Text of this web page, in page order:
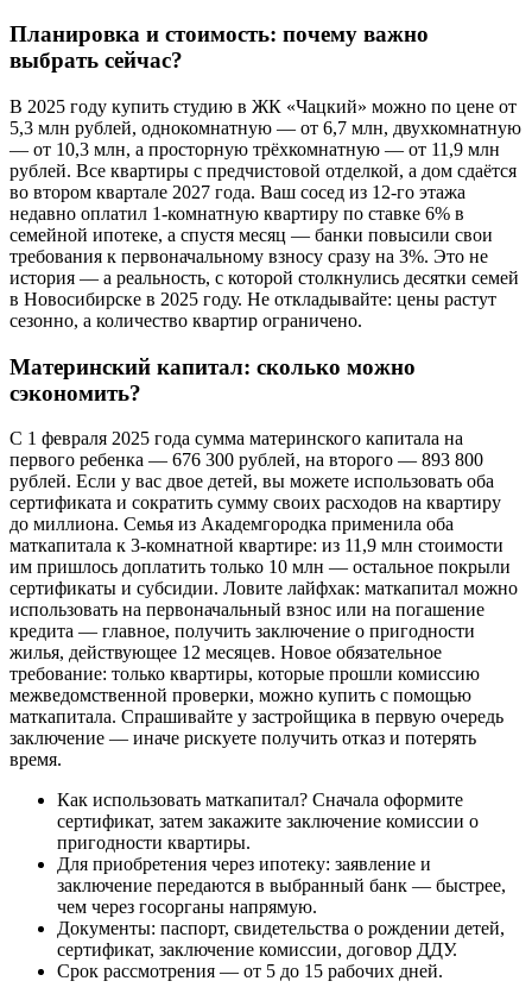
Планировка и стоимость: почему важно
выбрать сейчас?
В 2025 году купить студию в ЖК «Чацкий» можно по цене от
5,3 млн рублей, однокомнатную ― от 6,7 млн, двухкомнатную
― от 10,3 млн, а просторную трёхкомнатную — от 11,9 млн
рублей. Все квартиры с предчистовой отделкой, а дом сдаётся
во втором квартале 2027 года. Ваш сосед из 12-го этажа
недавно оплатил 1-комнатную квартиру по ставке 6% в
семейной ипотеке, а спустя месяц — банки повысили свои
требования к первоначальному взносу сразу на 3%. Это не
история ― а реальность, с которой столкнулись десятки семей
в Новосибирске в 2025 году. Не откладывайте: цены растут
сезонно, а количество квартир ограничено.
Материнский капитал: сколько можно
сэкономить?
С 1 февраля 2025 года сумма материнского капитала на
первого ребенка ― 676 300 рублей, на второго ― 893 800
рублей. Если у вас двое детей, вы можете использовать оба
сертификата и сократить сумму своих расходов на квартиру
до миллиона. Семья из Академгородка применила оба
маткапитала к 3-комнатной квартире: из 11,9 млн стоимости
им пришлось доплатить только 10 млн — остальное покрыли
сертификаты и субсидии. Ловите лайфхак: маткапитал можно
использовать на первоначальный взнос или на погашение
кредита — главное, получить заключение о пригодности
жилья, действующее 12 месяцев. Новое обязательное
требование: только квартиры, которые прошли комиссию
межведомственной проверки, можно купить с помощью
маткапитала. Спрашивайте у застройщика в первую очередь
заключение — иначе рискуете получить отказ и потерять
время.
Как использовать маткапитал? Сначала оформите
сертификат, затем закажите заключение комиссии о
пригодности квартиры.
Для приобретения через ипотеку: заявление и
заключение передаются в выбранный банк ― быстрее,
чем через госорганы напрямую.
Документы: паспорт, свидетельства о рождении детей,
сертификат, заключение комиссии, договор ДДУ.
Срок рассмотрения ― от 5 до 15 рабочих дней.